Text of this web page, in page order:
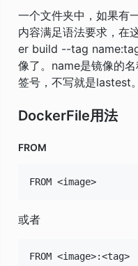
一个文件夹中，如果有
内容满足语法要求，在
er build --tag
像了。name是镜像的
签号，不写就是lastest
DockerFile用法
FROM
或者